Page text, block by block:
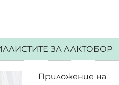
ЗА ЛАКТОБОР
Приложение на